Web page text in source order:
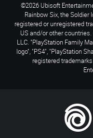
©2026 Ubisoft
Rainbow Six, the Soldier
registered or unregistered
US and/or other
LLC. "PlayStation Family
logo", "PS4", "PlayStation
registered